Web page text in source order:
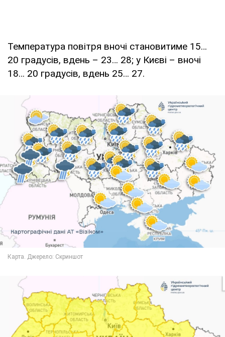
Температура повітря вночі становитиме 15…
20 градусів, вдень – 23… 28; у Києві – вночі
18… 20 градусів, вдень 25… 27.